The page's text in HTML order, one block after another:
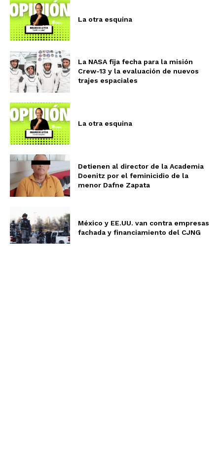
La otra esquina
La NASA fija fecha para la misión
Crew-13 y la evaluación de nuevos
trajes espaciales
La otra esquina
Detienen al director de la Academia
Doenitz por el feminicidio de la
menor Dafne Zapata
México y EE.UU. van contra empresas
fachada y financiamiento del CJNG